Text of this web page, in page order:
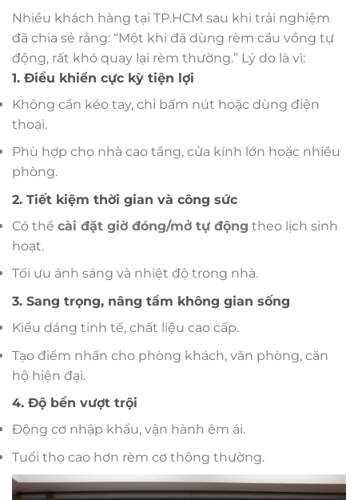
Nhiều khách hàng tại TP.HCM sau khi trải nghiệm
đã chia sẻ rằng: “Một khi đã dùng rèm cầu vồng tự
động, rất khó quay lại rèm thường.” Lý do là vì:
1. Điều khiển cực kỳ tiện lợi
Không cần kéo tay, chỉ bấm nút hoặc dùng điện
thoại.
Phù hợp cho nhà cao tầng, cửa kính lớn hoặc nhiều
phòng.
2. Tiết kiệm thời gian và công sức
Có thể cài đặt giờ đóng/mở tự động theo lịch sinh
hoạt.
Tối ưu ánh sáng và nhiệt độ trong nhà.
3. Sang trọng, nâng tầm không gian sống
Kiểu dáng tinh tế, chất liệu cao cấp.
Tạo điểm nhấn cho phòng khách, văn phòng, căn
hộ hiện đại.
4. Độ bền vượt trội
Động cơ nhập khẩu, vận hành êm ái.
Tuổi thọ cao hơn rèm cơ thông thường.